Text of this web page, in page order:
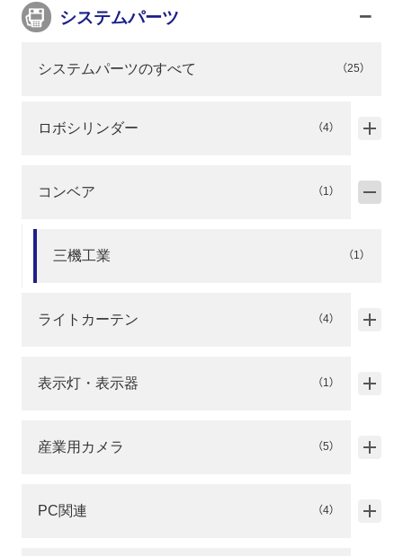
システムパーツ
システムパーツのすべて （25）
ロボシリンダー （4）
コンベア （1）
三機工業 （1）
ライトカーテン （4）
表示灯・表示器 （1）
産業用カメラ （5）
PC関連 （4）